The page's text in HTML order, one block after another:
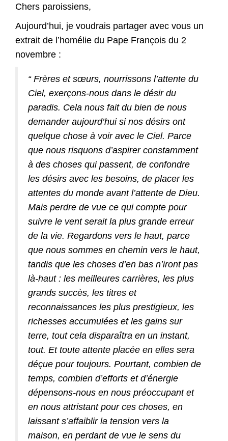
Chers paroissiens,
Aujourd’hui, je voudrais partager avec vous un
extrait de l’homélie du Pape François du 2
novembre :
“ Frères et sœurs, nourrissons l’attente du
Ciel, exerçons-nous dans le désir du
paradis. Cela nous fait du bien de nous
demander aujourd’hui si nos désirs ont
quelque chose à voir avec le Ciel. Parce
que nous risquons d’aspirer constamment
à des choses qui passent, de confondre
les désirs avec les besoins, de placer les
attentes du monde avant l’attente de Dieu.
Mais perdre de vue ce qui compte pour
suivre le vent serait la plus grande erreur
de la vie. Regardons vers le haut, parce
que nous sommes en chemin vers le haut,
tandis que les choses d’en bas n’iront pas
là-haut : les meilleures carrières, les plus
grands succès, les titres et
reconnaissances les plus prestigieux, les
richesses accumulées et les gains sur
terre, tout cela disparaîtra en un instant,
tout. Et toute attente placée en elles sera
déçue pour toujours. Pourtant, combien de
temps, combien d’efforts et d’énergie
dépensons-nous en nous préoccupant et
en nous attristant pour ces choses, en
laissant s’affaiblir la tension vers la
maison, en perdant de vue le sens du